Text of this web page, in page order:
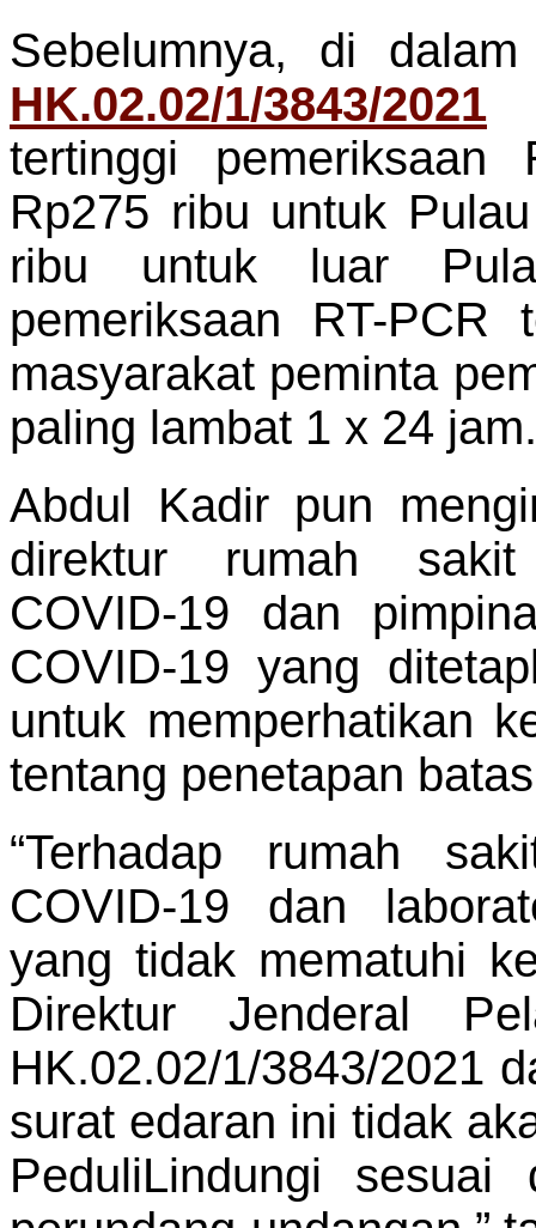
Sebelumnya, di
HK.02.02/1/3843/2021
tertinggi pemeriksaan
Rp275 ribu untuk
ribu untuk luar
pemeriksaan RT-PCR
masyarakat peminta
paling lambat 1 x 24 jam.
Abdul Kadir pun
direktur rumah sakit
COVID-19 dan
COVID-19 yang
untuk memperhatikan
tentang penetapan
“Terhadap rumah
COVID-19 dan
yang tidak mematuhi
Direktur Jenderal
HK.02.02/1/3843/2021
surat edaran ini tidak
PeduliLindungi sesuai